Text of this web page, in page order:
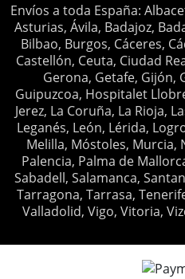
Envíos a toda España:
Asturias, Ávila, Badajoz,
Bilbao, Burgos, Cáceres,
Castellón, Ceuta, Ciudad
Gerona, Getafe, Gijón,
Guipuzcoa, Hospitalet
Jerez, La Coruña, La Rioja,
Leganés, León, Lérida,
Melilla, Móstoles, Murcia,
Palencia, Palma de
Sabadell, Salamanca,
Tarragona, Tarrasa,
Valladolid, Vigo, Vitoria,